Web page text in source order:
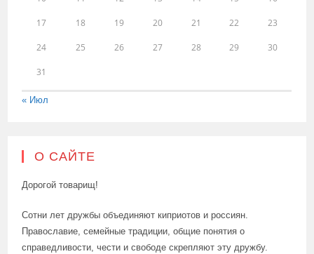
17 18 19 20 21 22 23
24 25 26 27 28 29 30
31
« Июл
О САЙТЕ
Дорогой товарищ!
Сотни лет дружбы объединяют киприотов и россиян.
Православие, семейные традиции, общие понятия о
справедливости, чести и свободе скрепляют эту дружбу.